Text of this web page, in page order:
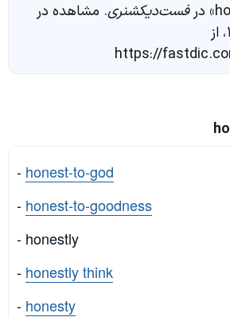
فست‌دیکشنری. مشاهده در
تاریخ ۱۷ مرداد ۱۴۰۵، از
https://
- honest-to-god
- honest-to-goodness
- honestly
- honestly think
- honesty